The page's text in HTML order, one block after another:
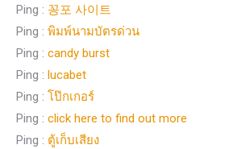
Ping : 꽁포 사이트
Ping : พิมพ์นามบัตรด่วน
Ping : candy burst
Ping : lucabet
Ping : โป๊กเกอร์
Ping : click here to find out more
Ping : ตู้เก็บเสียง